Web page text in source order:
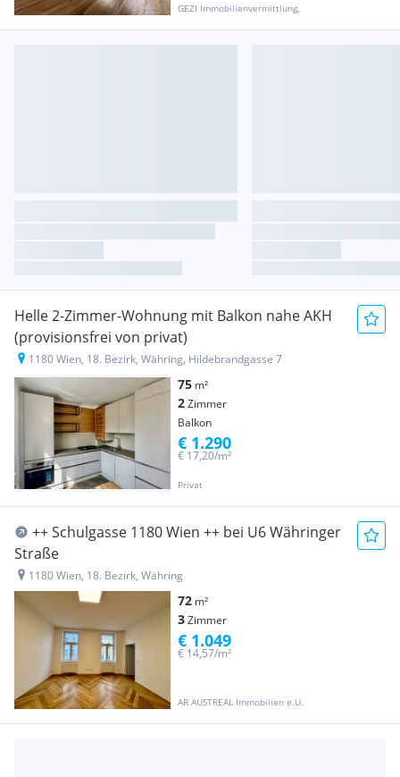
GEZI Immobilienvermittlung,
Helle 2-Zimmer-Wohnung mit Balkon nahe AKH
(provisionsfrei von privat)
1180 Wien, 18. Bezirk, Währing, Hildebrandgasse 7
75 m²
2Zimmer
Balkon
Privat
€ 17,20/m²
€ 1.290
++ Schulgasse 1180 Wien ++ bei U6 Währinger
Straße
1180 Wien, 18. Bezirk, Währing
72 m²
3Zimmer
AR AUSTREAL Immobilien e.U.
€ 14,57/m²
€ 1.049